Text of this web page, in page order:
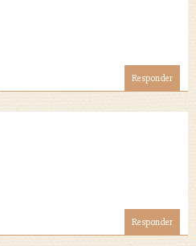
Responder
Responder